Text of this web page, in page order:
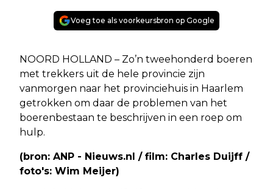
Voeg toe als voorkeursbron op Google
NOORD HOLLAND – Zo’n tweehonderd boeren
met trekkers uit de hele provincie zijn
vanmorgen naar het provinciehuis in Haarlem
getrokken om daar de problemen van het
boerenbestaan te beschrijven in een roep om
hulp.
(bron: ANP - Nieuws.nl / film: Charles Duijff /
foto's: Wim Meijer)